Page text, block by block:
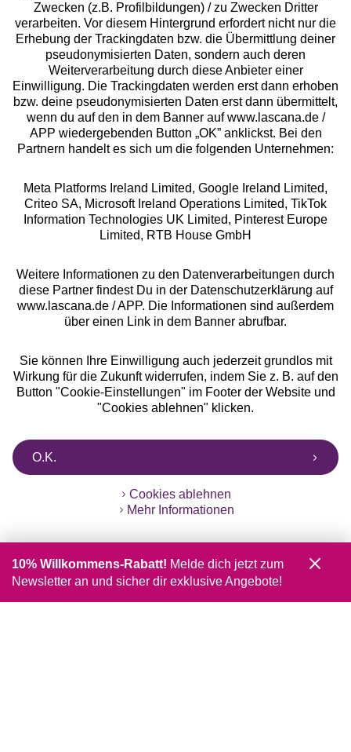
Beratung
Über uns
Rechtliches
Alle Preise inkl. MwSt., zzgl.
Versandkosten
** Bonität vorausgesetzt, berechtigt zur Bonitätsprüfung
Zwecken (z.B. Profilbildungen) / zu Zwecken Dritter
verarbeiten. Vor diesem Hintergrund erfordert nicht nur die
Erhebung der Trackingdaten bzw. die Übermittlung deiner
pseudonymisierten Daten, sondern auch deren
Weiterverarbeitung durch diese Anbieter einer
Einwilligung. Die Trackingdaten werden erst dann erhoben
bzw. deine pseudonymisierten Daten erst dann übermittelt,
wenn du auf den in dem Banner auf www.lascana.de /
APP wiedergebenden Button „OK” anklickst. Bei den
Partnern handelt es sich um die folgenden Unternehmen:
Meta Platforms Ireland Limited, Google Ireland Limited,
Criteo SA, Microsoft Ireland Operations Limited, TikTok
Information Technologies UK Limited, Pinterest Europe
Limited, RTB House GmbH
Weitere Informationen zu den Datenverarbeitungen durch
diese Partner findest Du in der Datenschutzerklärung auf
www.lascana.de / APP. Die Informationen sind außerdem
über einen Link in dem Banner abrufbar.
Sie können Ihre Einwilligung auch jederzeit grundlos mit
Wirkung für die Zukunft widerrufen, indem Sie z. B. auf den
Button "Cookie-Einstellungen" im Footer der Website und
"Cookies ablehnen" klicken.
O.K.
Cookies ablehnen
Mehr Informationen
10% Willkommens-Rabatt! Melde dich jetzt zum
Newsletter an und sicher dir exklusive Angebote!